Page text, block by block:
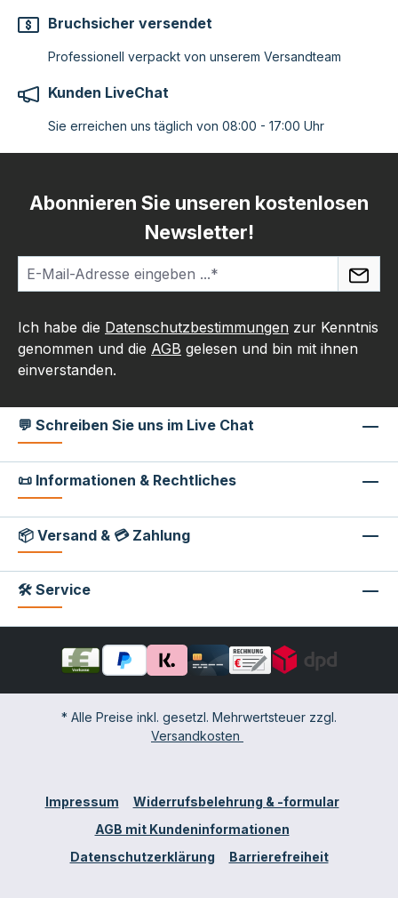
Bruchsicher versendet
Professionell verpackt von unserem Versandteam
Kunden LiveChat
Sie erreichen uns täglich von 08:00 - 17:00 Uhr
Abonnieren Sie unseren kostenlosen
Newsletter!
Ich habe die Datenschutzbestimmungen zur Kenntnis
genommen und die AGB gelesen und bin mit ihnen
einverstanden.
💬 Schreiben Sie uns im Live Chat
📜 Informationen & Rechtliches
📦 Versand & 💳 Zahlung
🛠 Service
* Alle Preise inkl. gesetzl. Mehrwertsteuer zzgl.
Versandkosten
Impressum
Widerrufsbelehrung & -formular
AGB mit Kundeninformationen
Datenschutzerklärung
Barrierefreiheit